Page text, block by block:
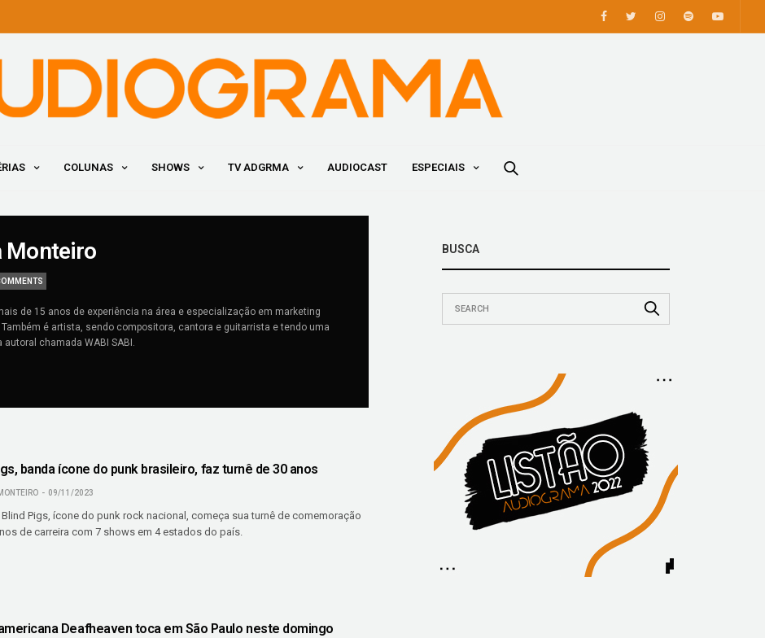
COLUNAS SHOWS TV ADGRMA AUDIOCAST ESPECIAIS
Monteiro
de 15 anos de experiência na área e especialização em marketing
é artista, sendo compositora, cantora e guitarrista e tendo uma
autoral chamada WABI SABI.
banda ícone do punk brasileiro, faz turnê de 30 anos
09/11/2023
Pigs, ícone do punk rock nacional, começa sua turnê de comemoração
de carreira com 7 shows em 4 estados do país.
Deafheaven toca em São Paulo neste domingo
BUSCA